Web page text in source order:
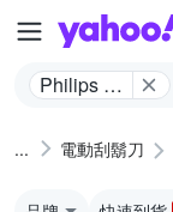
Philips 飛
電動刮鬍刀